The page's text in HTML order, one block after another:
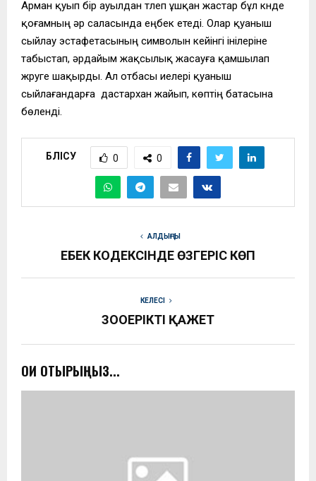
Арман қуып бір ауылдан түлеп ұшқан жастар бұл күнде
қоғамның әр саласында еңбек етеді. Олар қуаныш
сыйлау эстафетасының символын кейінгі інілеріне
табыстап, әрдайым жақсылық жасауға қамшылап
жүруге шақырды. Ал отбасы иелері қуаныш
сыйлағандарға дастархан жайып, көптің батасына
бөленді.
БӨЛІСУ 0 0
АЛДЫҢҒЫ
ЕҢБЕК КОДЕКСІНДЕ ӨЗГЕРІС КӨП
КЕЛЕСІ
ЗООЕРІКТІ ҚАЖЕТ
ОҚИ ОТЫРЫҢЫЗ...